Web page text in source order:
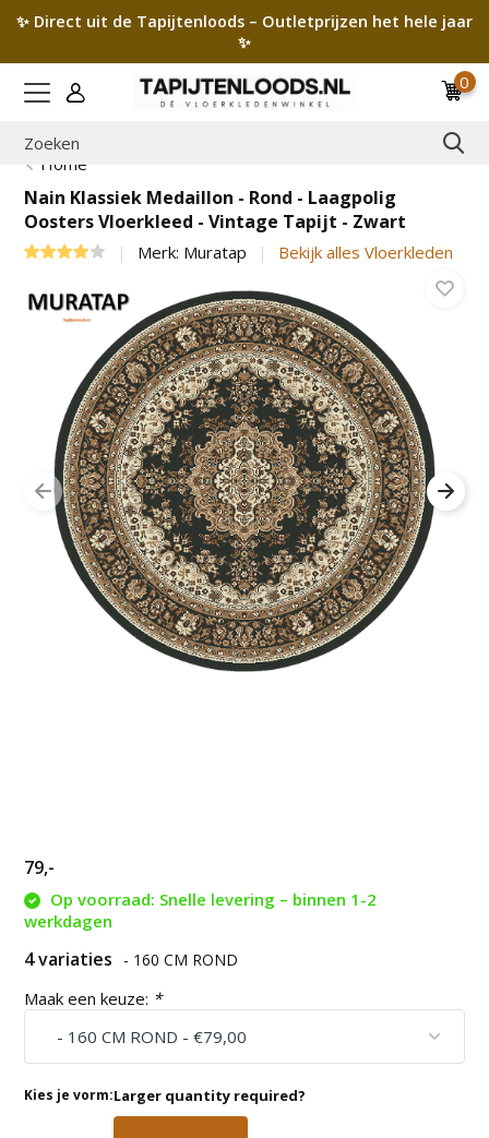
✨ Direct uit de Tapijtenloods – Outletprijzen het hele jaar
✨
0
Home
Nain Klassiek Medaillon - Rond - Laagpolig
Oosters Vloerkleed - Vintage Tapijt - Zwart
Merk: Muratap Bekijk alles Vloerkleden
79,-
Op voorraad: Snelle levering – binnen 1-2
werkdagen
4 variaties - 160 CM ROND
Maak een keuze: *
Kies je vorm:Larger quantity required?